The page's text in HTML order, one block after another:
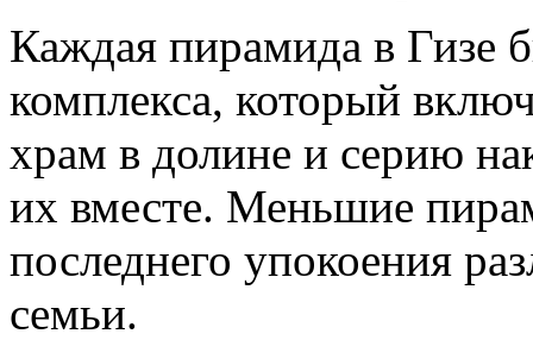
Каждая пирамида в Гизе
комплекса, который
храм в долине и серию
их вместе. Меньшие
последнего упокоения
семьи.